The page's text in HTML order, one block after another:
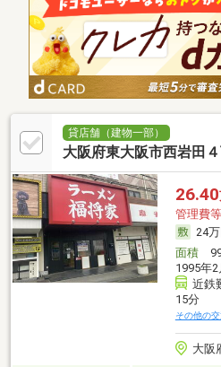
貸店舗（建物一部）
大阪府東大阪市西岩田
26.40
管理費
24
面積
1995年
近鉄
15分
その他の交
大阪